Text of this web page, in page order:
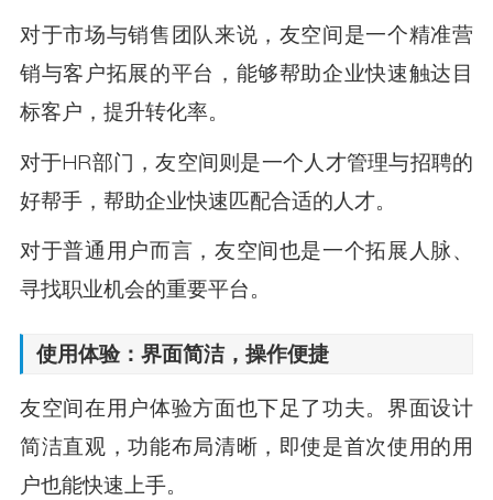
对于市场与销售团队来说，友空间是一个精准营
销与客户拓展的平台，能够帮助企业快速触达目
标客户，提升转化率。
对于HR部门，友空间则是一个人才管理与招聘的
好帮手，帮助企业快速匹配合适的人才。
对于普通用户而言，友空间也是一个拓展人脉、
寻找职业机会的重要平台。
使用体验：界面简洁，操作便捷
友空间在用户体验方面也下足了功夫。界面设计
简洁直观，功能布局清晰，即使是首次使用的用
户也能快速上手。